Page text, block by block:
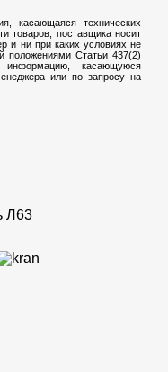
касающаяся технических
товаров, поставщика носит
и ни при каких условиях не
положениями Статьи 437(2)
информацию, касающуюся
или по запросу на
Л63